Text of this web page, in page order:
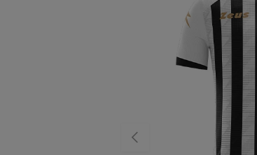
VORIGE